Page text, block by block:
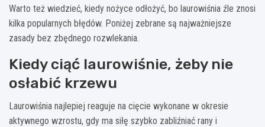
Warto też wiedzieć, kiedy nożyce odłożyć, bo laurowiśnia źle znosi
kilka popularnych błędów. Poniżej zebrane są najważniejsze
zasady bez zbędnego rozwlekania.
Kiedy ciąć laurowiśnie, żeby nie
osłabić krzewu
Laurowiśnia najlepiej reaguje na cięcie wykonane w okresie
aktywnego wzrostu, gdy ma siłę szybko zabliźniać rany i